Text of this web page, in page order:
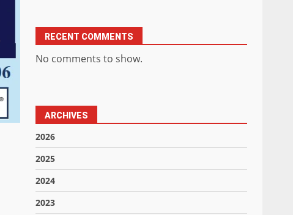
RECENT COMMENTS
No comments to show.
ARCHIVES
2026
2025
2024
2023